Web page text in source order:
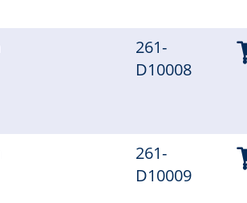
261-
D10008
261-
D10009